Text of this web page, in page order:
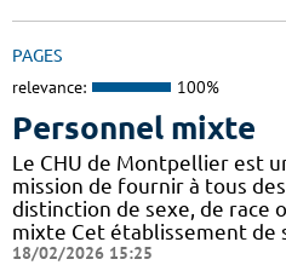
PAGES
relevance: 100%
Personnel mixte
Le CHU de Montpellier est
mission de fournir à tous
distinction de sexe, de race
mixte Cet établissement de
18/02/2026 15:25